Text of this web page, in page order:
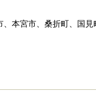
、本宮市、桑折町、国